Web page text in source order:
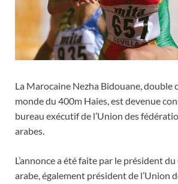
La Marocaine Nezha Bidouane, double
monde du 400m Haies, est devenue
bureau exécutif de l’Union des
arabes.
L’annonce a été faite par le président
arabe, également président de l’Union